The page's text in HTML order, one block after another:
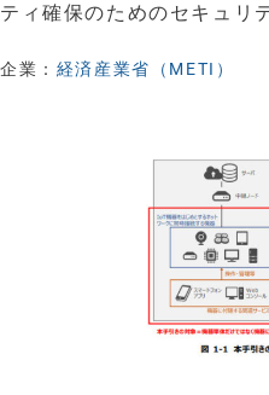
ティ確保のためのセキュリ
企業： 経済産業省（METI）